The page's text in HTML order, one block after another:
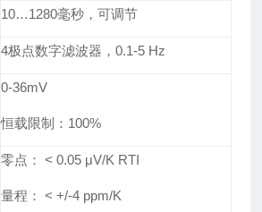
10…1280毫秒，可调节
4极点数字滤波器，0.1-5 Hz
0-36mV
恒载限制：100%
零点 ： < 0.05 μV/K RTI
量程 ： < +/-4 ppm/K